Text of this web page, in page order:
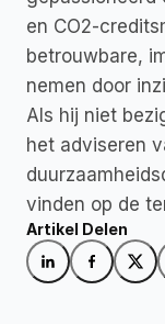
en CO2-
betrouwbare,
nemen door
Als hij niet
het adviseren
vinden op de
Artikel Delen